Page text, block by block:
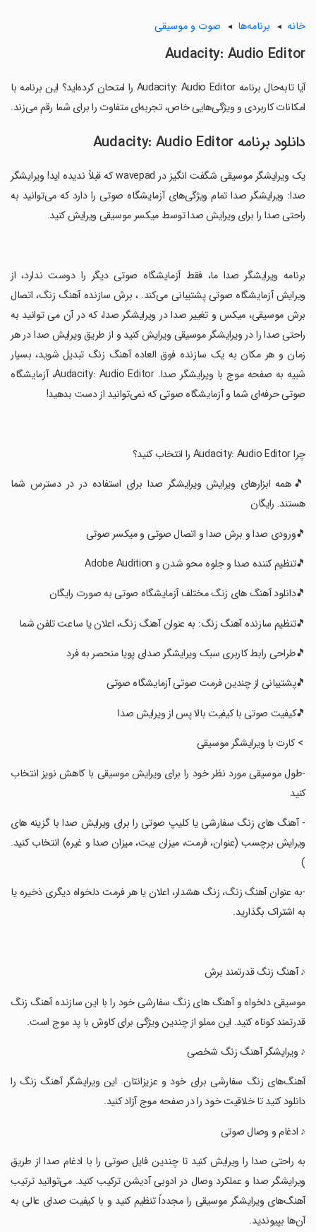
خانه برنامه‌ها صوت و موسیقی
Audacity: Audio Editor
آیا تابه‌حال برنامه Audacity: Audio Editor را امتحان کرده‌اید؟ این برنامه با
امکانات کاربردی و ویژگی‌هایی خاص، تجربه‌ای متفاوت را برای شما رقم می‌زند.
دانلود برنامه Audacity: Audio Editor
یک ویرایشگر موسیقی شگفت انگیز در wavepad که قبلاً ندیده اید! ویرایشگر
صدا: ویرایشگر صدا تمام ویژگی‌های آزمایشگاه صوتی را دارد که می‌توانید به
راحتی صدا را برای ویرایش صدا توسط میکسر موسیقی ویرایش کنید.
‏برنامه ویرایشگر صدا ما، فقط آزمایشگاه صوتی دیگر را دوست ندارد، از
ویرایش آزمایشگاه صوتی پشتیبانی می‌کند. ، برش سازنده آهنگ زنگ، اتصال
برش موسیقی، میکس و تغییر صدا در ویرایشگر صدا، که در آن می توانید به
راحتی صدا را در ویرایشگر موسیقی ویرایش کنید و از طریق ویرایش صدا در هر
زمان و هر مکان به یک سازنده فوق العاده آهنگ زنگ تبدیل شوید، بسیار
شبیه به صفحه موج با ویرایشگر صدا. Audacity: Audio Editor، آزمایشگاه
صوتی حرفه‌ای شما و آزمایشگاه صوتی که نمی‌توانید از دست بدهید!
‏چرا Audacity: Audio Editor را انتخاب کنید؟
‏🎵همه ابزارهای ویرایش ویرایشگر صدا برای استفاده در در دسترس شما
هستند. رایگان
‏🎵ورودی صدا و برش صدا و اتصال صوتی و میکسر صوتی
‏🎵تنظیم کننده صدا و جلوه محو شدن و Adobe Audition
‏🎵دانلود آهنگ های زنگ مختلف آزمایشگاه صوتی به صورت رایگان
‏🎵تنظیم سازنده آهنگ زنگ: به عنوان آهنگ زنگ، اعلان یا ساعت تلفن شما
‏🎵طراحی رابط کاربری سبک ویرایشگر صدای پویا منحصر به فرد
‏🎵پشتیبانی از چندین فرمت صوتی آزمایشگاه صوتی
‏🎵کیفیت صوتی با کیفیت بالا پس از ویرایش صدا
‏ > کارت با ویرایشگر موسیقی
‏-طول موسیقی مورد نظر خود را برای ویرایش موسیقی با کاهش نویز انتخاب
کنید
‏- آهنگ های زنگ سفارشی یا کلیپ صوتی را برای ویرایش صدا با گزینه های
ویرایش برچسب (عنوان، فرمت، میزان بیت، میزان صدا و غیره) انتخاب کنید.
)
‏-به عنوان آهنگ زنگ، زنگ هشدار، اعلان یا هر فرمت دلخواه دیگری ذخیره یا
به اشتراک بگذارید.
‏♪ آهنگ زنگ قدرتمند برش
‏موسیقی دلخواه و آهنگ های زنگ سفارشی خود را با این سازنده آهنگ زنگ
قدرتمند کوتاه کنید. این مملو از چندین ویژگی برای کاوش با پد موج است.
‏♪ ویرایشگر آهنگ زنگ شخصی
‏آهنگ‌های زنگ سفارشی برای خود و عزیزانتان. این ویرایشگر آهنگ زنگ را
دانلود کنید تا خلاقیت خود را در صفحه موج آزاد کنید.
‏♪ ادغام و وصال صوتی
‏به راحتی صدا را ویرایش کنید تا چندین فایل صوتی را با ادغام صدا از طریق
ویرایشگر صدا و عملکرد وصال در ادوبی آدیشن ترکیب کنید. می‌توانید ترتیب
آهنگ‌های ویرایشگر موسیقی را مجدداً تنظیم کنید و با کیفیت صدای عالی به
آن‌ها بپیوندید.